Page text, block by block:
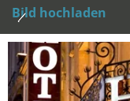
Bild hochladen